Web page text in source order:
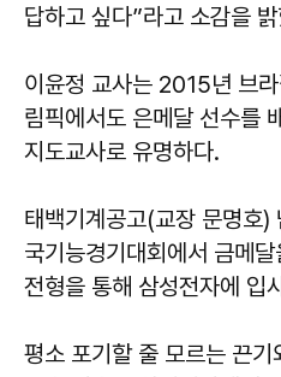
답하고 싶다”라고 소감을
이윤정 교사는 2015년 브
림픽에서도 은메달 선수를
지도교사로 유명하다.
태백기계공고(교장 문명호
국기능경기대회에서 금메
전형을 통해 삼성전자에 입
평소 포기할 줄 모르는 끈